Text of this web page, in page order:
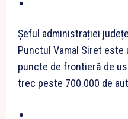
Șeful administrației
Punctul Vamal Siret este
puncte de frontieră de
trec peste 700.000 de